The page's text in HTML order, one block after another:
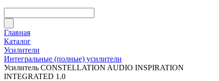
Главная
Каталог
Усилители
Интегральные (полные) усилители
Усилитель CONSTELLATION AUDIO INSPIRATION
INTEGRATED 1.0